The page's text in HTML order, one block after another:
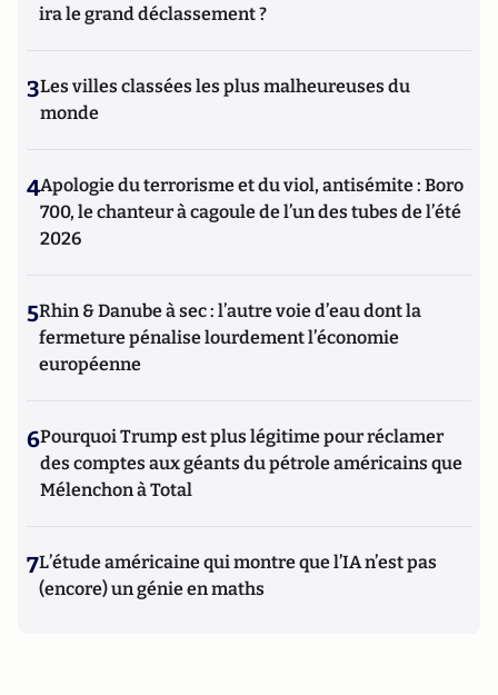
ira le grand déclassement ?
3Les villes classées les plus malheureuses du
monde
4Apologie du terrorisme et du viol, antisémite : Boro
700, le chanteur à cagoule de l’un des tubes de l’été
2026
5Rhin & Danube à sec : l’autre voie d’eau dont la
fermeture pénalise lourdement l’économie
européenne
6Pourquoi Trump est plus légitime pour réclamer
des comptes aux géants du pétrole américains que
Mélenchon à Total
7L’étude américaine qui montre que l’IA n’est pas
(encore) un génie en maths